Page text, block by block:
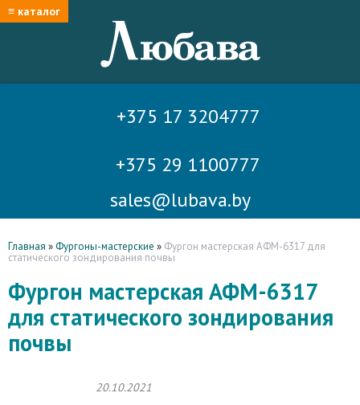
≡ каталог
+375 17 3204777
+375 29 1100777
sales@lubava.by
Главная »Фургоны-мастерские » Фургон мастерская АФМ-6317 для
статического зондирования почвы
Фургон мастерская АФМ-6317
для статического зондирования
почвы
20.10.2021